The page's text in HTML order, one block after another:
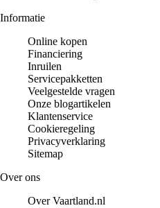
Informatie
Online kopen
Financiering
Inruilen
Servicepakketten
Veelgestelde vragen
Onze blogartikelen
Klantenservice
Cookieregeling
Privacyverklaring
Sitemap
Over ons
Over Vaartland.nl